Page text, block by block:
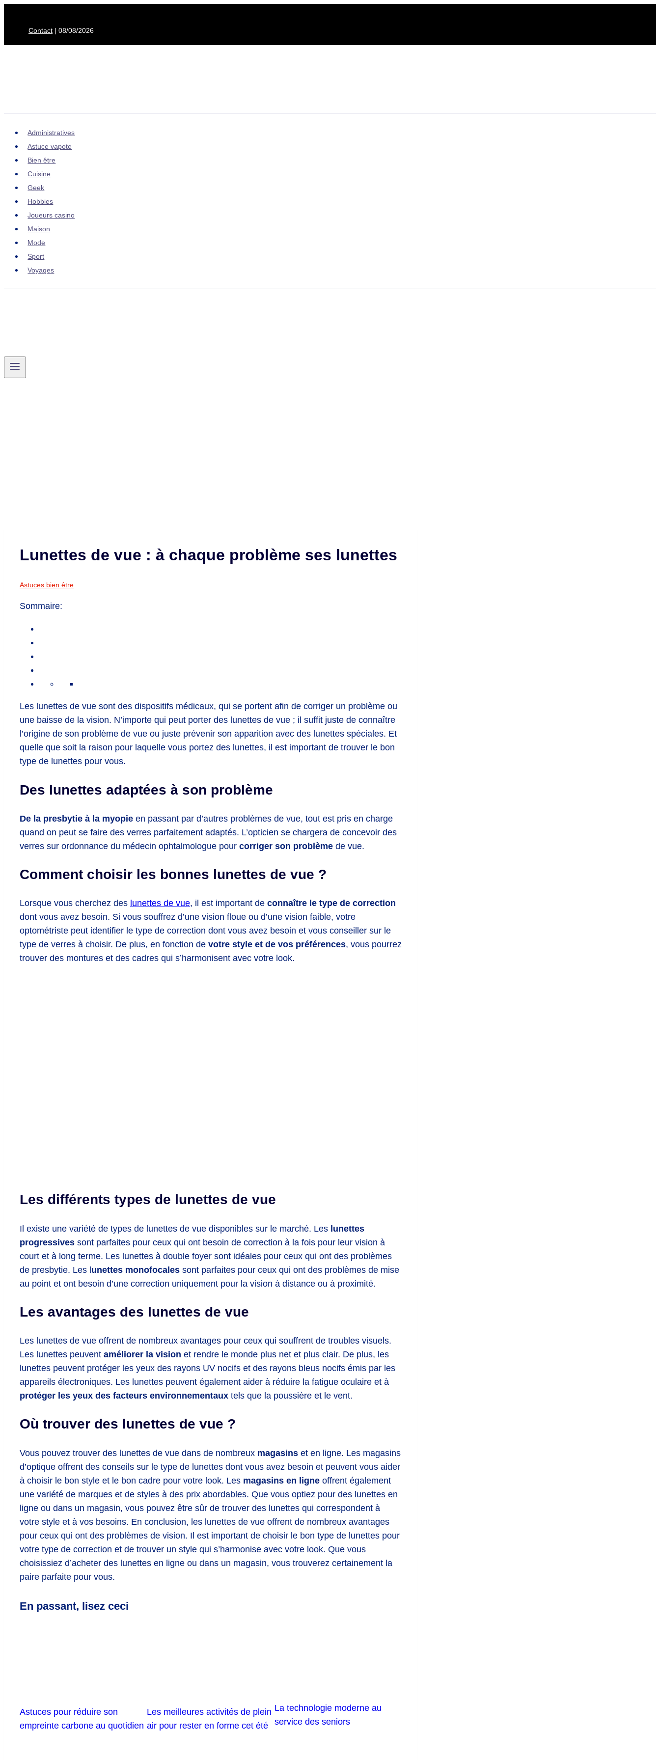
Contact | 08/08/2026
Administratives
Astuce vapote
Bien être
Cuisine
Geek
Hobbies
Joueurs casino
Maison
Mode
Sport
Voyages
Lunettes de vue : à chaque problème ses lunettes
Astuces bien être
Sommaire:
Les lunettes de vue sont des dispositifs médicaux, qui se portent afin de corriger un problème ou
une baisse de la vision. N’importe qui peut porter des lunettes de vue ; il suffit juste de connaître
l’origine de son problème de vue ou juste prévenir son apparition avec des lunettes spéciales. Et
quelle que soit la raison pour laquelle vous portez des lunettes, il est important de trouver le bon
type de lunettes pour vous.
Des lunettes adaptées à son problème
De la presbytie à la myopie en passant par d’autres problèmes de vue, tout est pris en charge
quand on peut se faire des verres parfaitement adaptés. L’opticien se chargera de concevoir des
verres sur ordonnance du médecin ophtalmologue pour corriger son problème de vue.
Comment choisir les bonnes lunettes de vue ?
Lorsque vous cherchez des lunettes de vue, il est important de connaître le type de correction
dont vous avez besoin. Si vous souffrez d’une vision floue ou d’une vision faible, votre
optométriste peut identifier le type de correction dont vous avez besoin et vous conseiller sur le
type de verres à choisir. De plus, en fonction de votre style et de vos préférences, vous pourrez
trouver des montures et des cadres qui s’harmonisent avec votre look.
Les différents types de lunettes de vue
Il existe une variété de types de lunettes de vue disponibles sur le marché. Les lunettes
progressives sont parfaites pour ceux qui ont besoin de correction à la fois pour leur vision à
court et à long terme. Les lunettes à double foyer sont idéales pour ceux qui ont des problèmes
de presbytie. Les lunettes monofocales sont parfaites pour ceux qui ont des problèmes de mise
au point et ont besoin d’une correction uniquement pour la vision à distance ou à proximité.
Les avantages des lunettes de vue
Les lunettes de vue offrent de nombreux avantages pour ceux qui souffrent de troubles visuels.
Les lunettes peuvent améliorer la vision et rendre le monde plus net et plus clair. De plus, les
lunettes peuvent protéger les yeux des rayons UV nocifs et des rayons bleus nocifs émis par les
appareils électroniques. Les lunettes peuvent également aider à réduire la fatigue oculaire et à
protéger les yeux des facteurs environnementaux tels que la poussière et le vent.
Où trouver des lunettes de vue ?
Vous pouvez trouver des lunettes de vue dans de nombreux magasins et en ligne. Les magasins
d’optique offrent des conseils sur le type de lunettes dont vous avez besoin et peuvent vous aider
à choisir le bon style et le bon cadre pour votre look. Les magasins en ligne offrent également
une variété de marques et de styles à des prix abordables. Que vous optiez pour des lunettes en
ligne ou dans un magasin, vous pouvez être sûr de trouver des lunettes qui correspondent à
votre style et à vos besoins. En conclusion, les lunettes de vue offrent de nombreux avantages
pour ceux qui ont des problèmes de vision. Il est important de choisir le bon type de lunettes pour
votre type de correction et de trouver un style qui s’harmonise avec votre look. Que vous
choisissiez d’acheter des lunettes en ligne ou dans un magasin, vous trouverez certainement la
paire parfaite pour vous.
En passant, lisez ceci
Astuces pour réduire son
empreinte carbone au quotidien
Les meilleures activités de plein
air pour rester en forme cet été
La technologie moderne au
service des seniors